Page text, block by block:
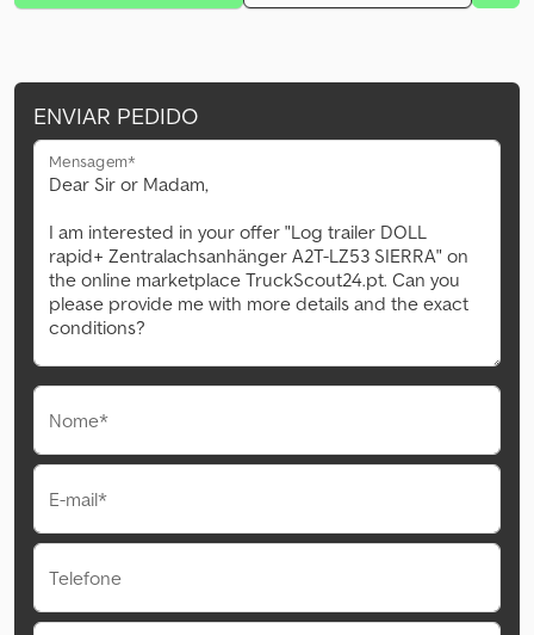
ENVIAR PEDIDO
Mensagem*
Nome*
E-mail*
Telefone